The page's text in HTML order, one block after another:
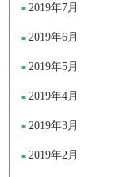
2019年7月
2019年6月
2019年5月
2019年4月
2019年3月
2019年2月